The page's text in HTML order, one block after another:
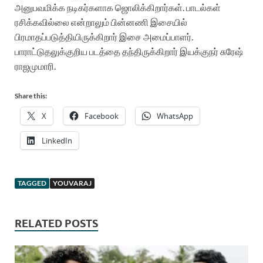
அனுபவமிக்க நடிகர்களாக ஜொலிக்கிறார்கள். பாடல்கள்
ரசிக்கவில்லை என்றாலும் பின்னணி இசையில்
பிரமாதப்படுத்தியிருக்கிறார் இசை அமைப்பாளர்.
பாராட்டுதலுக்குறிய படத்தை தந்திருக்கிறார் இயக்குநர் சுரேஷ்
ராஜமுமாரி.
Share this:
X Facebook WhatsApp
LinkedIn
TAGGED YOUVARAJ
RELATED POSTS